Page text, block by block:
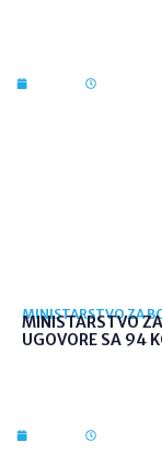
MINISTARSTVO ZA
MINISTARSTVO
UGOVORE SA 94